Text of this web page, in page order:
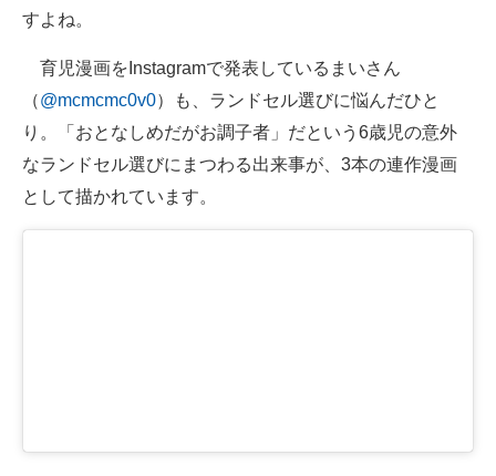
ITの今と未来を見通す
スマホと通信の最新トレンド
進化するPCとデバイスの未来
ビジネスと働き方のヒント
すよね。
育児漫画をInstagramで発表しているまいさん
（@mcmcmc0v0）も、ランドセル選びに悩んだひと
り。「おとなしめだがお調子者」だという6歳児の意外
なランドセル選びにまつわる出来事が、3本の連作漫画
として描かれています。